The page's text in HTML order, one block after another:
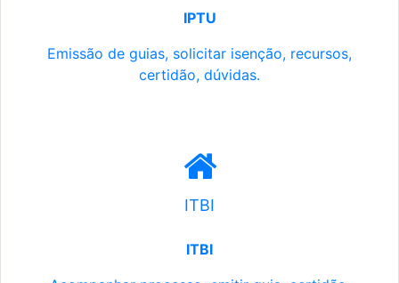
IPTU
Emissão de guias, solicitar isenção, recursos,
certidão, dúvidas.
ITBI
ITBI